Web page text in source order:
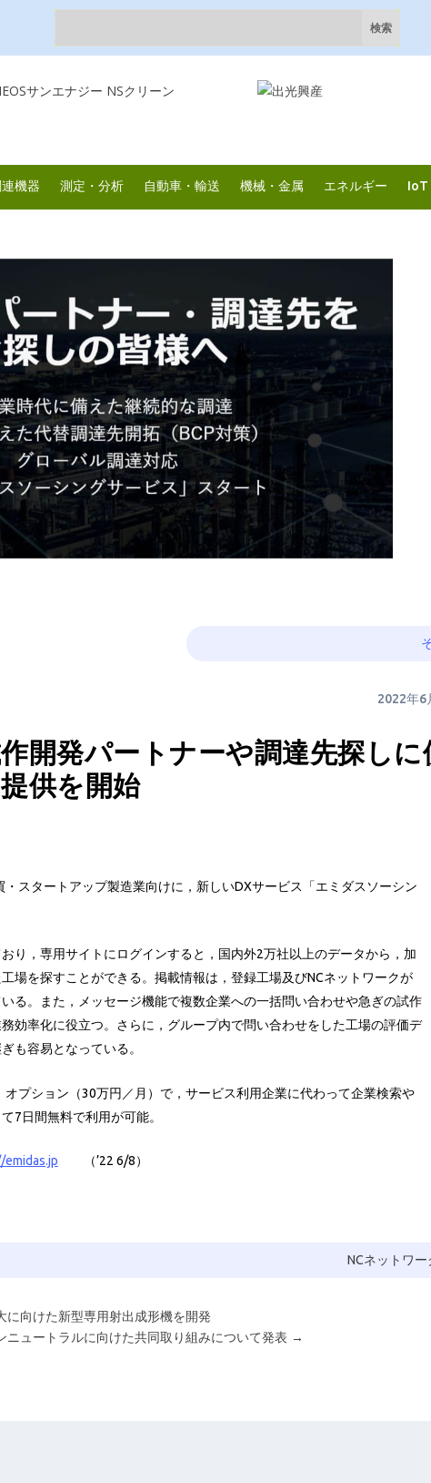
機器 測定・分析 自動車・輸送 機械・金属 エネルギー IoT
2022年6
開発パートナーや調達先探しに
供を開始
スタートアップ製造業向けに，新しいDXサービス「エミダスソーシン
り，専用サイトにログインすると，国内外2万社以上のデータから，加
場を探すことができる。掲載情報は，登録工場及びNCネットワークが
る。また，メッセージ機能で複数企業への一括問い合わせや急ぎの試作
効率化に役立つ。さらに，グループ内で問い合わせをした工場の評価デ
も容易となっている。
プション（30万円／月）で，サービス利用企業に代わって企業検索や
7日間無料で利用が可能。
emidas.jp （’22 6/8）
NCネットワー
向けた新型専用射出成形機を開発
ュートラルに向けた共同取り組みについて発表 →